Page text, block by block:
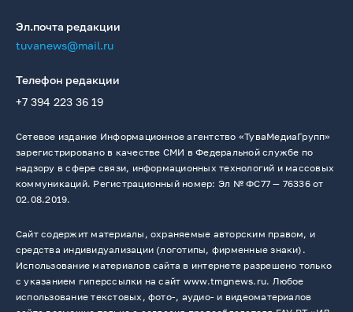
Эл.почта редакции
tuvanews@mail.ru
Телефон редакции
+7 394 223 36 19
Сетевое издание Информационное агентство «ТуваМедиаГрупп»
зарегистрировано в качестве СМИ в Федеральной службе по
надзору в сфере связи, информационных технологий и массовых
коммуникаций. Регистрационный номер: Эл № ФС77 — 76336 от
02.08.2019.
Сайт содержит материалы, охраняемые авторским правом, и
средства индивидуализации (логотипы, фирменные знаки).
Использование материалов сайта в интернете разрешено только
с указанием гиперссылки на сайт www.tmgnews.ru. Любое
использование текстовых, фото-, аудио- и видеоматериалов